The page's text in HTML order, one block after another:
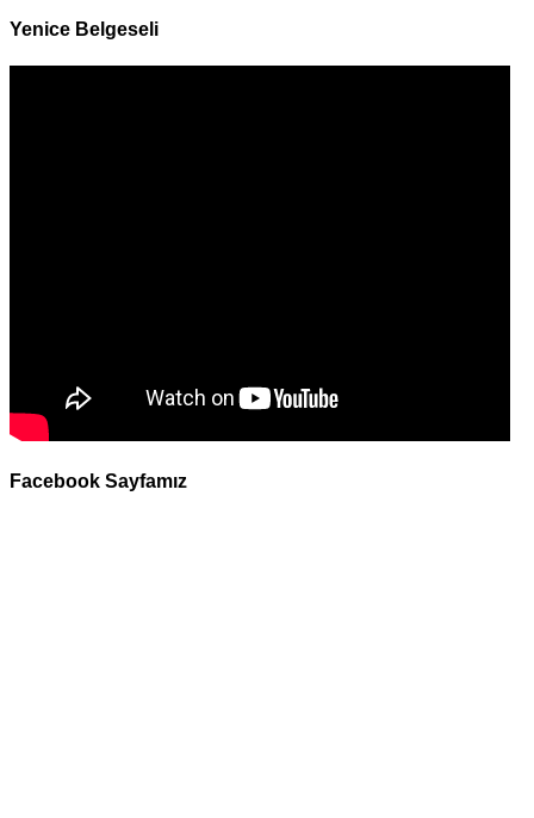
Yenice Belgeseli
Facebook Sayfamız